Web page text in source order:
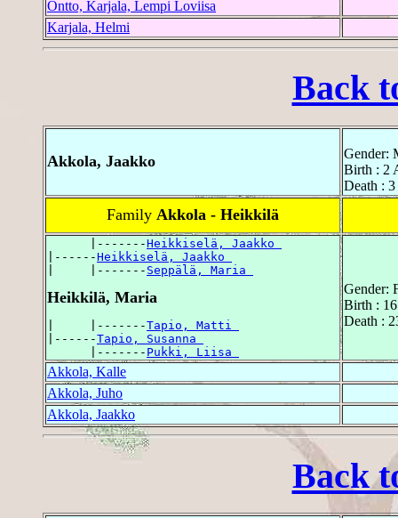
Ontto, Karjala, Lempi Loviisa
Karjala, Helmi
Back
Akkola, Jaakko
Gender:
Birth : 2
Death :
Family Akkola - Heikkilä
      |-------
Heikkiselä, Jaakko
|------Heikkiselä, Jaakko
|     |------- Seppälä, Maria
Heikkilä, Maria
|     |-------Tapio, Matti
|------Tapio, Susanna
      |-------
Pukki, Liisa
Gender:
Birth :
Death :
Akkola, Kalle
Akkola, Juho
Akkola, Jaakko
Back